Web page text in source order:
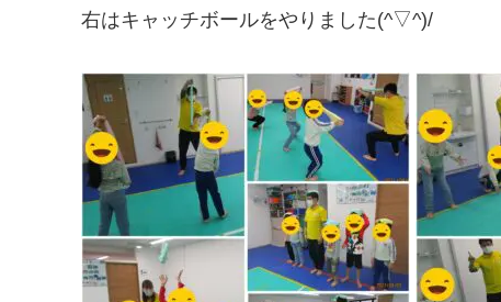
右はキャッチボールをやりました(^▽^)/